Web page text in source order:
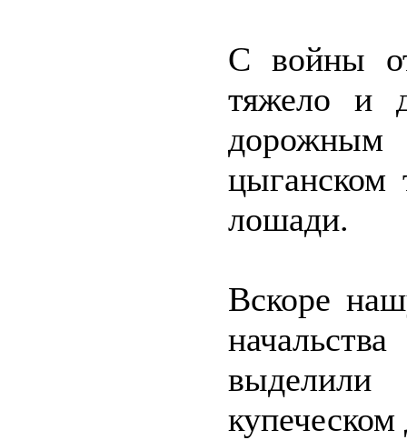
С войны
тяжело и
цыганском
лошади.
Вскоре